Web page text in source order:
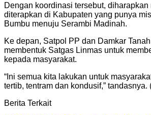
Dengan koordinasi tersebut, diharapkan
diterapkan di Kabupaten yang punya
Bumbu menuju Serambi Madinah.
Ke depan, Satpol PP dan Damkar
membentuk Satgas Linmas untuk
kepada masyarakat.
“Ini semua kita lakukan untuk
tertib, tentram dan kondusif,” tandasnya.
Berita Terkait